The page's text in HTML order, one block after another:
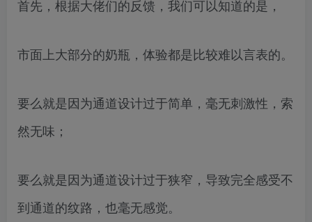
首先，根据大佬们的反馈，我们可以知道的是，
市面上大部分的奶瓶，体验都是比较难以言表的。
要么就是因为通道设计过于简单，毫无刺激性，索
然无味；
要么就是因为通道设计过于狭窄，导致完全感受不
到通道的纹路，也毫无感觉。